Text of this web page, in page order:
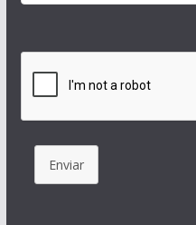
Enviar